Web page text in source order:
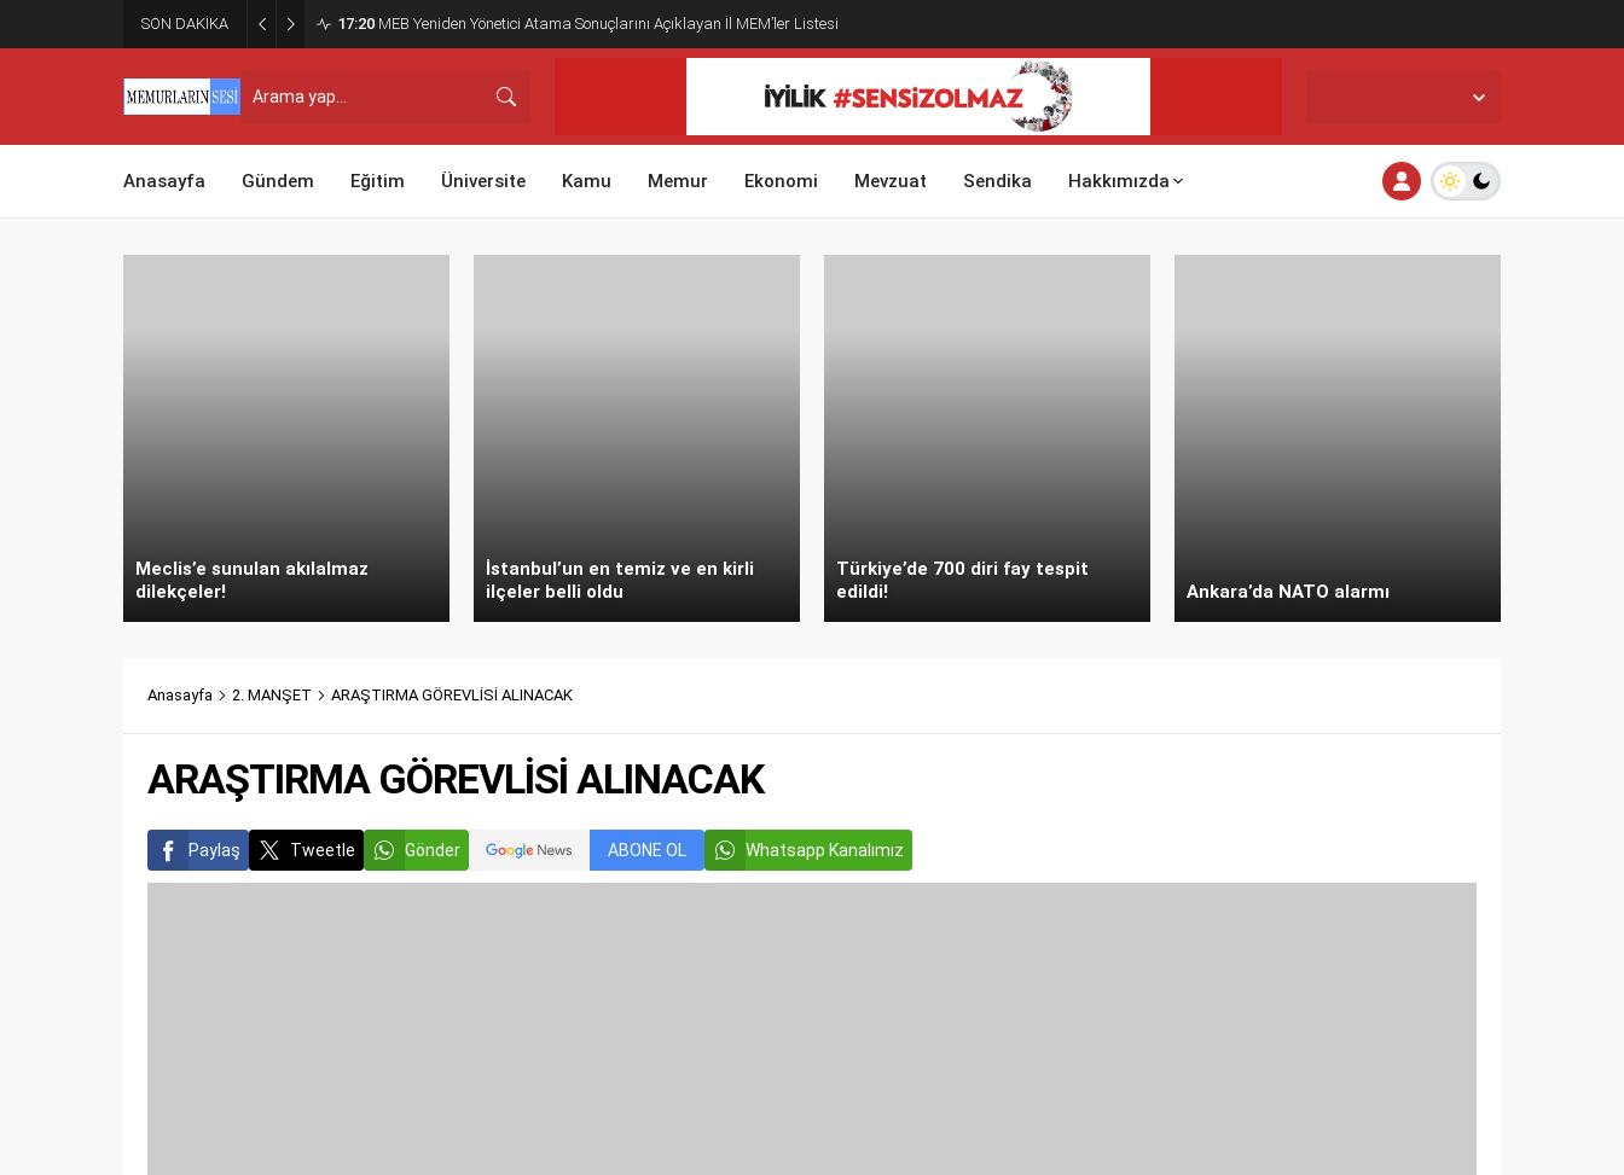
SON DAKİKA 17:20 MEB Yeniden Yönetici Atama Sonuçlarını Açıklayan İl MEM’ler Listesi
Anasayfa Gündem Eğitim Üniversite Kamu Memur Ekonomi Mevzuat Sendika Hakkımızda
Meclis’e sunulan akılalmaz
dilekçeler!
İstanbul’un en temiz ve en kirli
ilçeler belli oldu
Türkiye’de 700 diri fay tespit
edildi!
Ankara’da NATO alarmı
Anasayfa 2. MANŞET ARAŞTIRMA GÖREVLİSİ ALINACAK
ARAŞTIRMA GÖREVLİSİ ALINACAK
Paylaş Tweetle Gönder ABONE OL Whatsapp Kanalımız